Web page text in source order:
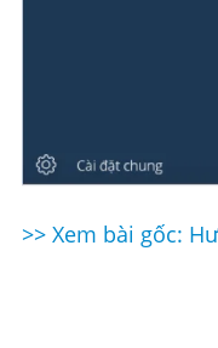
Điều
>> Xem bài gốc: